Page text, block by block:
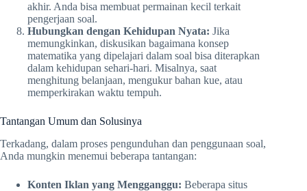
akhir. Anda bisa membuat permainan kecil terkait
pengerjaan soal.
Hubungkan dengan Kehidupan Nyata: Jika
memungkinkan, diskusikan bagaimana konsep
matematika yang dipelajari dalam soal bisa diterapkan
dalam kehidupan sehari-hari. Misalnya, saat
menghitung belanjaan, mengukur bahan kue, atau
memperkirakan waktu tempuh.
Tantangan Umum dan Solusinya
Terkadang, dalam proses pengunduhan dan penggunaan soal,
Anda mungkin menemui beberapa tantangan:
Konten Iklan yang Mengganggu: Beberapa situs